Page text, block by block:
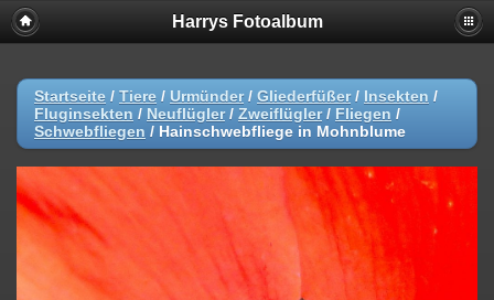
Harrys Fotoalbum
Startseite / Tiere / Urmünder/ Gliederfüßer/ Insekten /
Fluginsekten / Neuflügler/ Zweiflügler/ Fliegen /
Schwebfliegen / Hainschwebfliege in Mohnblume